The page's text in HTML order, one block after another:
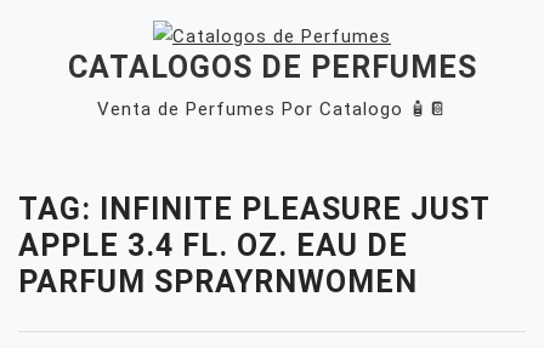
contentCATALOGOS DE PERFUMES
Venta de Perfumes Por Catalogo 🧴📔
TAG:
INFINITE PLEASURE JUST
APPLE 3.4 FL. OZ. EAU DE
PARFUM SPRAYRNWOMEN